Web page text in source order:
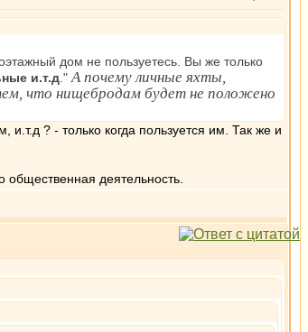
дом не пользуетесь. Вы же только
и.т.д ."А почему личные яхты,
что нищебродам будет не положено
? - только когда пользуется им. Так же и
деятельность.